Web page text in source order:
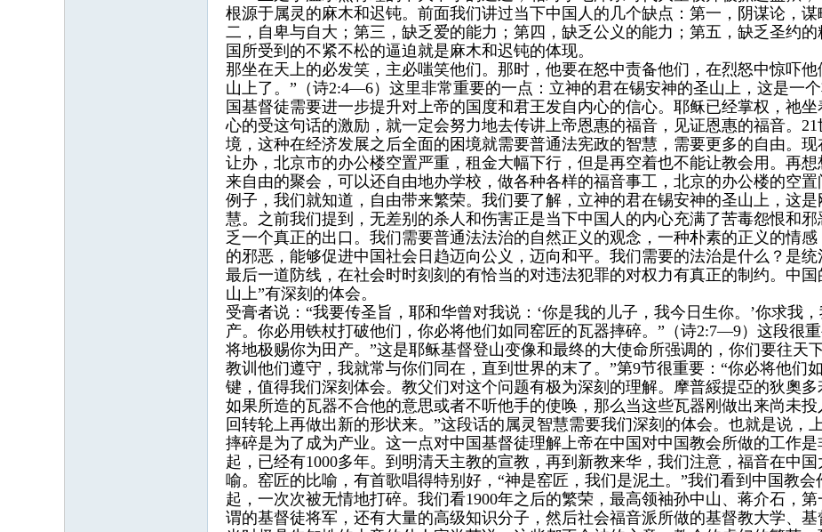
根源于属灵的麻木和迟钝。前面我们讲过当下中国人的几个缺点：第一，阴谋论，
二，自卑与自大；第三，缺乏爱的能力；第四，缺乏公义的能力；第五，缺乏圣约
国所受到的不紧不松的逼迫就是麻木和迟钝的体现。
那坐在天上的必发笑，主必嗤笑他们。那时，他要在怒中责备他们，在烈怒中惊吓
山上了。”（诗2:4—6）这里非常重要的一点：立神的君在锡安神的圣山上，这是一
国基督徒需要进一步提升对上帝的国度和君王发自内心的信心。耶稣已经掌权，祂
心的受这句话的激励，就一定会努力地去传讲上帝恩惠的福音，见证恩惠的福音。
境，这种在经济发展之后全面的困境就需要普通法宪政的智慧，需要更多的自由。
让办，北京市的办公楼空置严重，租金大幅下行，但是再空着也不能让教会用。再
来自由的聚会，可以还自由地办学校，做各种各样的福音事工，北京的办公楼的空
例子，我们就知道，自由带来繁荣。我们要了解，立神的君在锡安神的圣山上，这
慧。之前我们提到，无差别的杀人和伤害正是当下中国人的内心充满了苦毒怨恨和
乏一个真正的出口。我们需要普通法法治的自然正义的观念，一种朴素的正义的情
的邪恶，能够促进中国社会日趋迈向公义，迈向和平。我们需要的法治是什么？是
最后一道防线，在社会时时刻刻的有恰当的对违法犯罪的对权力有真正的制约。中
山上”有深刻的体会。
受膏者说：“我要传圣旨，耶和华曾对我说：‘你是我的儿子，我今日生你。’你求我
产。你必用铁杖打破他们，你必将他们如同窑匠的瓦器摔碎。”（诗2:7—9）这段很
将地极赐你为田产。”这是耶稣基督登山变像和最终的大使命所强调的，你们要往天
教训他们遵守，我就常与你们同在，直到世界的末了。”第9节很重要：“你必将他们
键，值得我们深刻体会。教父们对这个问题有极为深刻的理解。摩普綏提亞的狄奧多
如果所造的瓦器不合他的意思或者不听他手的使唤，那么当这些瓦器刚做出来尚未
回转轮上再做出新的形状来。”这段话的属灵智慧需要我们深刻的体会。也就是说，
摔碎是为了成为产业。这一点对中国基督徒理解上帝在中国对中国教会所做的工作
起，已经有1000多年。到明清天主教的宣教，再到新教来华，我们注意，福音在中
喻。窑匠的比喻，有首歌唱得特别好，“神是窑匠，我们是泥土。”我们看到中国教
起，一次次被无情地打碎。我们看1900年之后的繁荣，最高领袖孙中山、蒋介石，
谓的基督徒将军，还有大量的高级知识分子，然后社会福音派所做的基督教大学、